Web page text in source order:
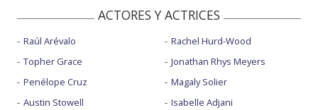
ACTORES Y ACTRICES
Raúl Arévalo
Topher Grace
Penélope Cruz
Austin Stowell
Rachel Hurd-Wood
Jonathan Rhys Meyers
Magaly Solier
Isabelle Adjani